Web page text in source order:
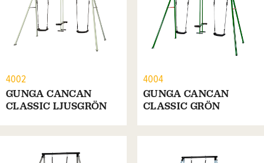
4002
GUNGA CANCAN
CLASSIC LJUSGRÖN
4004
GUNGA CANCAN
CLASSIC GRÖN